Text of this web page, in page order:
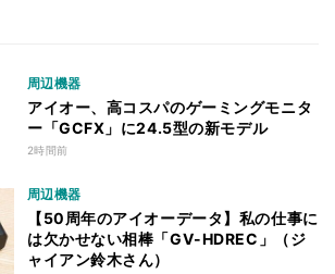
周辺機器
アイオー、高コスパのゲーミングモニタ
ー「GCFX」に24.5型の新モデル
2時間前
周辺機器
【50周年のアイオーデータ】私の仕事に
は欠かせない相棒「GV-HDREC」（ジ
ャイアン鈴木さん）